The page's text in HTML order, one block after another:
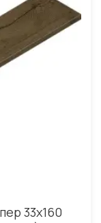
33x160